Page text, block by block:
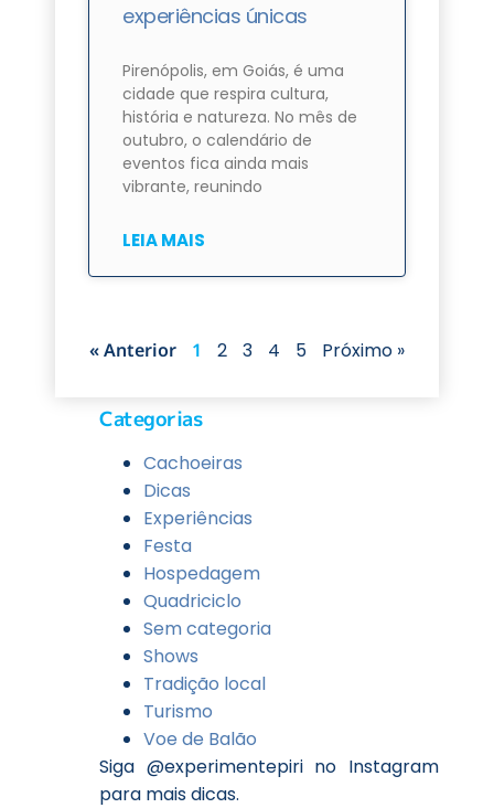
experiências únicas
Pirenópolis, em Goiás, é uma
cidade que respira cultura,
história e natureza. No mês de
outubro, o calendário de
eventos fica ainda mais
vibrante, reunindo
LEIA MAIS
« Anterior 1 2 3 4 5 Próximo »
Categorias
Cachoeiras
Dicas
Experiências
Festa
Hospedagem
Quadriciclo
Sem categoria
Shows
Tradição local
Turismo
Voe de Balão
Siga @experimentepiri no Instagram
para mais dicas.